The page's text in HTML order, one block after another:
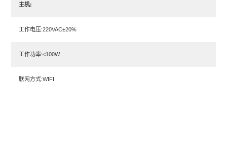
主机:
工作电压:220VAC±20%
工作功率:≤100W
联网方式:WIFI